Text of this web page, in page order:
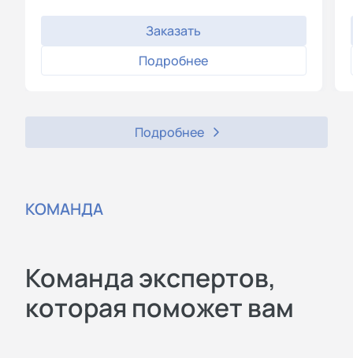
Заказать
Подробнее
Подробнее
КОМАНДА
Команда экспертов,
которая поможет вам